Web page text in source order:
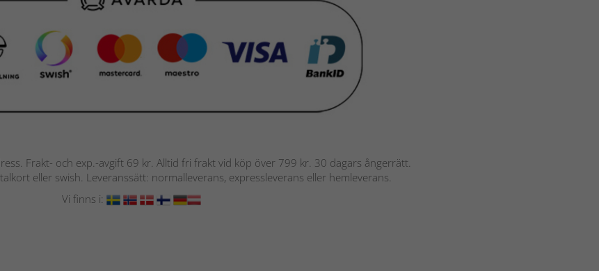
Frakt- och exp.-avgift 69 kr. Alltid fri frakt vid köp över 799 kr. 30 dagars ångerrätt.
eller swish. Leveranssätt: normalleverans, expressleverans eller hemleverans.
Vi finns i: